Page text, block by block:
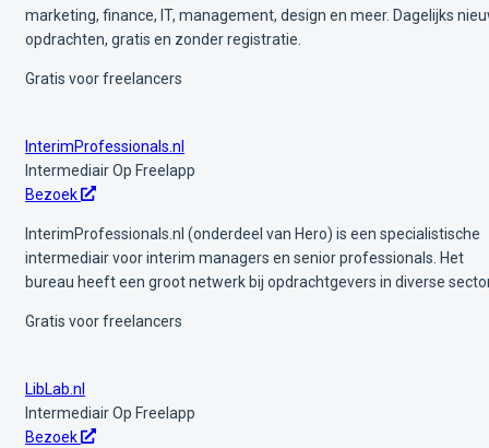
marketing, finance, IT, management, design en meer. Dagelijks
opdrachten, gratis en zonder registratie.
Gratis voor freelancers
InterimProfessionals.nl
IntermediairOp Freelapp
Bezoek
InterimProfessionals.nl (onderdeel van Hero) is een specialistische
intermediair voor interim managers en senior professionals. Het
bureau heeft een groot netwerk bij opdrachtgevers in diverse
Gratis voor freelancers
LibLab.nl
IntermediairOp Freelapp
Bezoek